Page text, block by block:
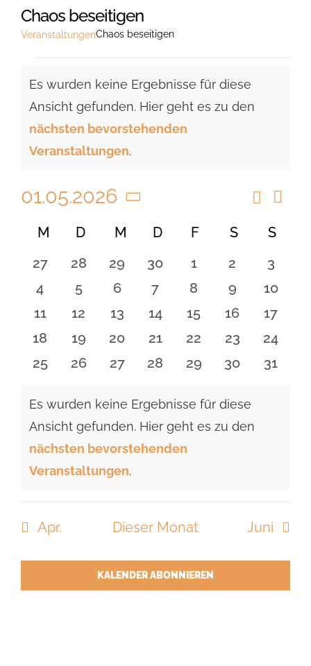
Chaos beseitigen
VeranstaltungenChaos beseitigen
Hinweis
Es wurden keine Ergebnisse für diese
Ansicht gefunden. Hier geht es zu den
nächsten bevorstehenden
Veranstaltungen.
Suche
Suche
Monat
01.05.2026
Datum
wählen.
Kalender
von
Veranstaltungen
M MONTAG
D DIENSTAG
M MITTWOCH
D DONNERSTAG
F FREITAG
SSAMSTAG
S
0
Veranstaltungen
27
0
Veranstaltungen
28
0
Veranstaltungen
29
0
Veranstaltungen
30
0
Veranstaltungen
1
0
2
0
3
0
Veranstaltungen
4
0
Veranstaltungen
5
0
Veranstaltungen
6
0
Veranstaltungen
7
0
Veranstaltungen
8
0
9
0
10
0
Veranstaltungen
11
0
Veranstaltungen
12
0
Veranstaltungen
13
0
Veranstaltungen
14
0
Veranstaltungen
15
0
16
0
17
0
Veranstaltungen
18
0
Veranstaltungen
19
0
Veranstaltungen
20
0
Veranstaltungen
21
0
Veranstaltungen
22
0
23
0
24
0
25
0
26
0
27
0
28
0
29
0
30
0
31
Hinweis
Es wurden keine Ergebnisse für diese
Ansicht gefunden. Hier geht es zu den
nächsten bevorstehenden
Veranstaltungen.
Apr. Dieser Monat Juni
KALENDER ABONNIEREN